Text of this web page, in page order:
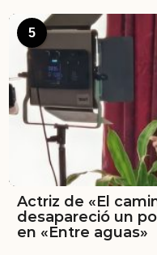
5
Actriz de «El
desapareció un
en «Entre aguas»